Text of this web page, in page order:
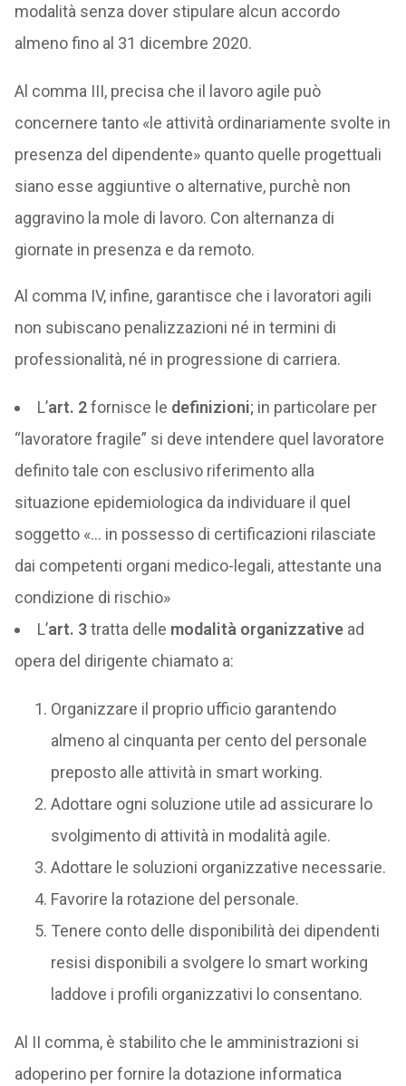
modalità senza dover stipulare alcun accordo
almeno fino al 31 dicembre 2020.
Al comma III, precisa che il lavoro agile può
concernere tanto «le attività ordinariamente svolte in
presenza del dipendente» quanto quelle progettuali
siano esse aggiuntive o alternative, purchè non
aggravino la mole di lavoro. Con alternanza di
giornate in presenza e da remoto.
Al comma IV, infine, garantisce che i lavoratori agili
non subiscano penalizzazioni né in termini di
professionalità, né in progressione di carriera.
L’art. 2fornisce le definizioni; in particolare per
“lavoratore fragile” si deve intendere quel lavoratore
definito tale con esclusivo riferimento alla
situazione epidemiologica da individuare il quel
soggetto «… in possesso di certificazioni rilasciate
dai competenti organi medico-legali, attestante una
condizione di rischio»
L’art. 3tratta delle modalità organizzativead
opera del dirigente chiamato a:
Organizzare il proprio ufficio garantendo
almeno al cinquanta per cento del personale
preposto alle attività in smart working.
Adottare ogni soluzione utile ad assicurare lo
svolgimento di attività in modalità agile.
Adottare le soluzioni organizzative necessarie.
Favorire la rotazione del personale.
Tenere conto delle disponibilità dei dipendenti
resisi disponibili a svolgere lo smart working
laddove i profili organizzativi lo consentano.
Al II comma, è stabilito che le amministrazioni si
adoperino per fornire la dotazione informatica